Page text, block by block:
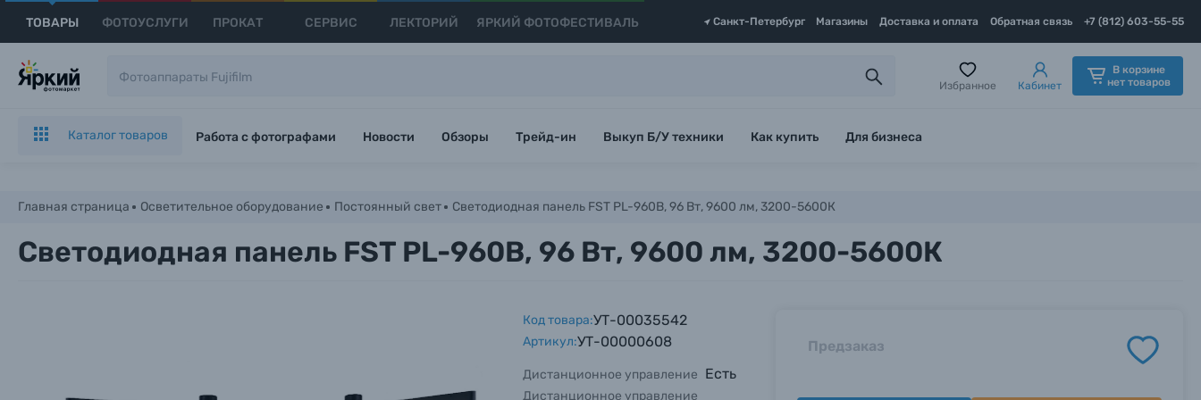
ТОВАРЫ ФОТОУСЛУГИ ПРОКАТ СЕРВИС ЛЕКТОРИЙ ЯРКИЙ ФОТОФЕСТИВАЛЬ Санкт-Петербург Магазины Доставка и оплата Обратная связь +7 (812) 603-55-55
Избранное Кабинет
В корзине
нет товаров
Каталог товаров Работа с фотографами Новости Обзоры Трейд-ин Выкуп Б/У техники Как купить Для бизнеса
Главная страница Осветительное оборудование Постоянный свет Светодиодная панель FST PL-960B, 96 Вт, 9600 лм, 3200-5600К
Светодиодная панель FST PL-960B, 96 Вт, 9600 лм, 3200-5600К
Код товара:УТ-00035542
Артикул:УТ-00000608
Дистанционное управление Есть
Дистанционное управление
Предзаказ